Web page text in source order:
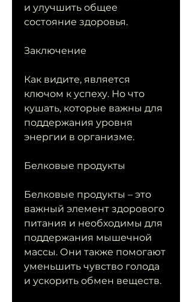
и улучшить общее
состояние здоровья.
Заключение
Как видите, является
ключом к успеху. Но что
кушать, которые важны для
поддержания уровня
энергии в организме.
Белковые продукты
Белковые продукты – это
важный элемент здорового
питания и необходимы для
поддержания мышечной
массы. Они также помогают
уменьшить чувство голода
и ускорить обмен веществ.